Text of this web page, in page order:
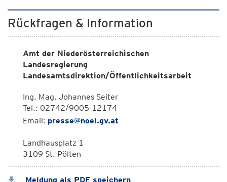
Rückfragen & Information
Amt der Niederösterreichischen
Landesregierung
Landesamtsdirektion/Öffentlichkeitsarbeit
Ing. Mag. Johannes Seiter
Tel.: 02742/9005-12174
Email: presse@noel.gv.at
Landhausplatz 1
3109 St. Pölten
Meldung als PDF speichern